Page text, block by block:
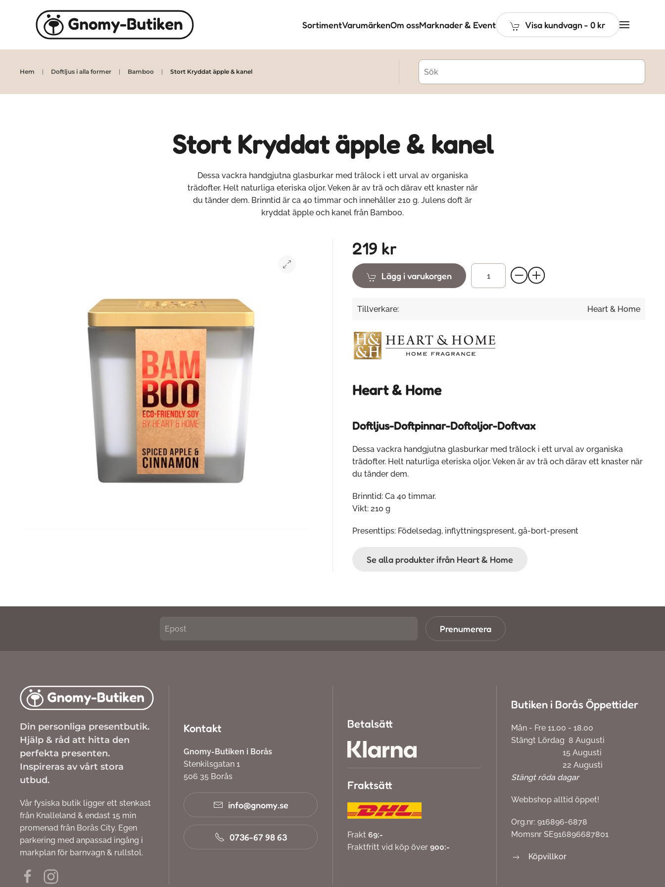
Skip to main content SortimentVarumärkenOm ossMarknader & Event Visa kundvagn- 0 kr
Hem Doftljus i alla former Bamboo Stort Kryddat äpple & kanel
Stort Kryddat äpple & kanel
Dessa vackra handgjutna glasburkar med trälock i ett urval av organiska
trädofter. Helt naturliga eteriska oljor. Veken är av trä och därav ett knaster när
du tänder dem. Brinntid är ca 40 timmar och innehåller 210 g. Julens doft är
kryddat äpple och kanel från Bamboo.
219 kr
Lägg i varukorgen
Tillverkare: Heart & Home
Heart & Home
Doftljus-Doftpinnar-Doftoljor-Doftvax
Dessa vackra handgjutna glasburkar med trälock i ett urval av organiska
trädofter. Helt naturliga eteriska oljor. Veken är av trä och därav ett knaster när
du tänder dem.
Brinntid: Ca 40 timmar.
Vikt: 210 g
Presenttips: Födelsedag, inflyttningspresent, gå-bort-present
Se alla produkter ifrån Heart & Home
Prenumerera
Din personliga presentbutik.
Hjälp & råd att hitta den
perfekta presenten.
Inspireras av vårt stora
utbud.
Vår fysiska butik ligger ett stenkast
från Knalleland & endast 15 min
promenad från Borås City. Egen
parkering med anpassad ingång i
markplan för barnvagn & rullstol.
Kontakt
Gnomy-Butiken i Borås
Stenkilsgatan 1
506 35 Borås
info@gnomy.se
0736-67 98 63
Betalsätt
Fraktsätt
Frakt 69:-
Fraktfritt vid köp över 900:-
Butiken i Borås Öppettider
Mån - Fre 11.00 - 18.00
Stängt Lördag 8 Augusti
15 Augusti
22 Augusti
Stängt röda dagar
Webbshop alltid öppet!
Org.nr: 916896-6878
Momsnr SE916896687801
Köpvillkor